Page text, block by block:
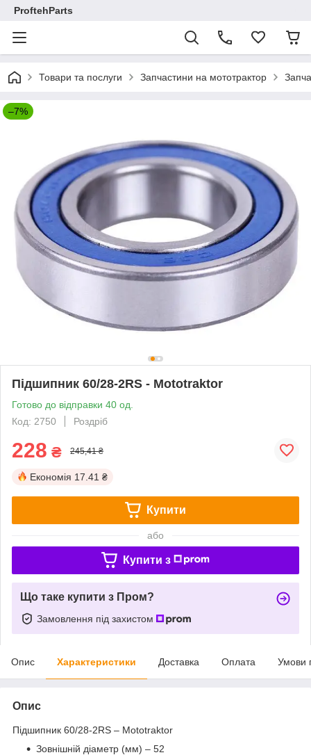
ProftehParts
Товари та послуги Запчастини на мототрактор
–7%
Підшипник 60/28-2RS - Mototraktor
Готово до відправки 40 од.
Код: 2750
Роздріб
228 ₴ 245,41 ₴
Економія 17.41 ₴
Купити
або
Купити з
Що таке купити з Пром?
Замовлення під захистом
Опис Характеристики Доставка Оплата Умови
Опис
Підшипник 60/28-2RS – Mototraktor
Зовнішній діаметр (мм) – 52